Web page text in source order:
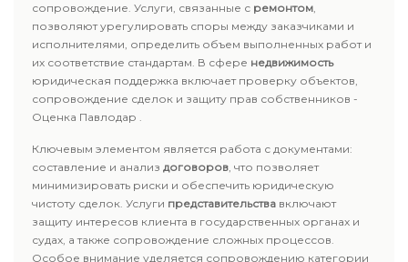
сопровождение. Услуги, связанные с ремонтом,
позволяют урегулировать споры между заказчиками и
исполнителями, определить объем выполненных работ и
их соответствие стандартам. В сфере недвижимость
юридическая поддержка включает проверку объектов,
сопровождение сделок и защиту прав собственников -
Оценка Павлодар .
Ключевым элементом является работа с документами:
составление и анализ договоров, что позволяет
минимизировать риски и обеспечить юридическую
чистоту сделок. Услуги представительства включают
защиту интересов клиента в государственных органах и
судах, а также сопровождение сложных процессов.
Особое внимание уделяется сопровождению категории